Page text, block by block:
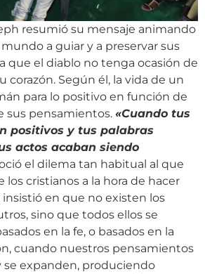
resumió su mensaje animando
a guiar y a preservar sus
que el diablo no tenga ocasión de
corazón. Según él, la vida de un
para lo positivo en función de
sus pensamientos. «Cuando tus
positivos y tus palabras
actos acaban siendo
el dilema tan habitual al que
los cristianos a la hora de hacer
en que no existen los
sino que todos ellos se
en la fe, o basados en la
cuando nuestros pensamientos
se expanden, produciendo